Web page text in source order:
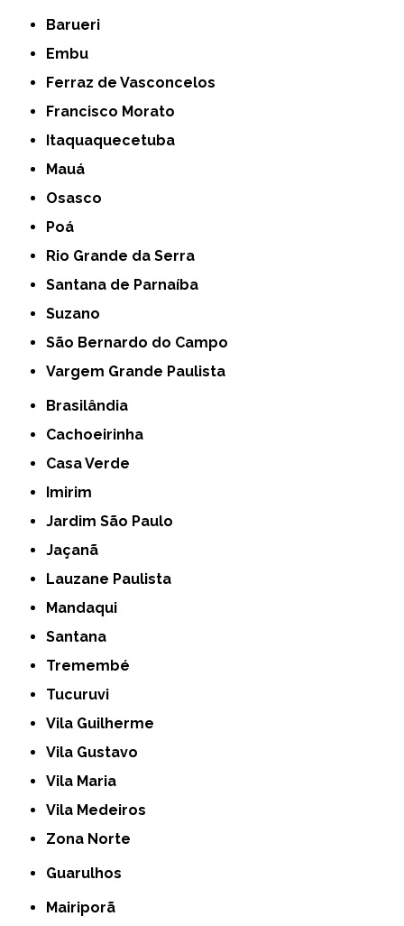
Barueri
Embu
Ferraz de Vasconcelos
Francisco Morato
Itaquaquecetuba
Mauá
Osasco
Poá
Rio Grande da Serra
Santana de Parnaíba
Suzano
São Bernardo do Campo
Vargem Grande Paulista
Brasilândia
Cachoeirinha
Casa Verde
Imirim
Jardim São Paulo
Jaçanã
Lauzane Paulista
Mandaqui
Santana
Tremembé
Tucuruvi
Vila Guilherme
Vila Gustavo
Vila Maria
Vila Medeiros
Zona Norte
Guarulhos
Mairiporã